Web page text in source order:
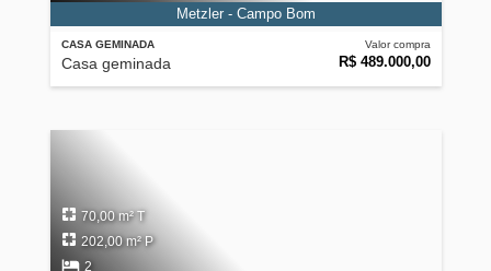
CASA GEMINADA
Casa geminada
Valor compra
R$ 489.000,00
Metzler - Campo Bom
70,00 m² T
202,00 m² P
2